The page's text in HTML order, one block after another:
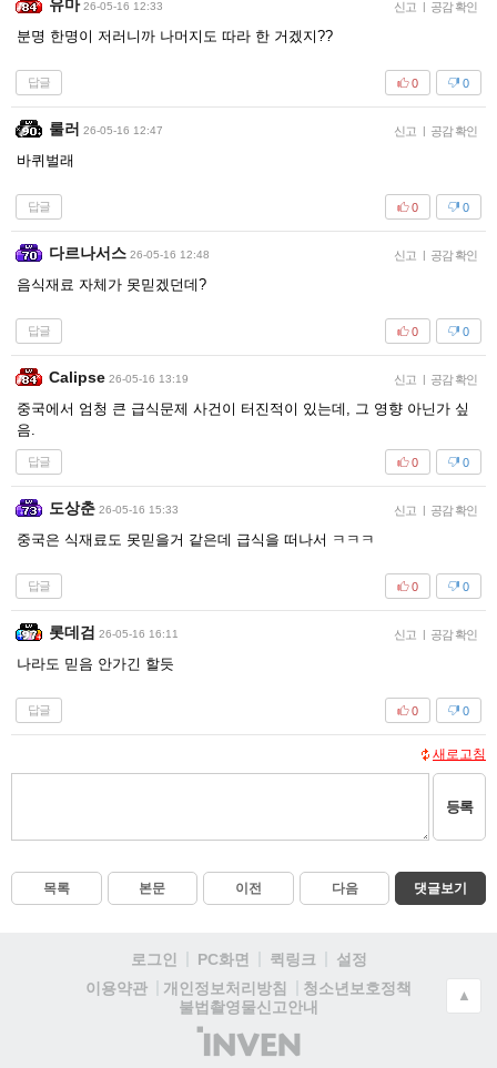
유마 26-05-16 12:33 신고 | 공감 확인
분명 한명이 저러니까 나머지도 따라 한 거겠지??
답글 0
0
룰러 26-05-16 12:47 신고 | 공감 확인
바퀴벌래
답글 0
0
다르나서스 26-05-16 12:48 신고 | 공감 확인
음식재료 자체가 못믿겠던데?
답글 0
0
Calipse 26-05-16 13:19 신고 | 공감 확인
중국에서 엄청 큰 급식문제 사건이 터진적이 있는데, 그 영향 아닌가 싶
음.
답글 0
0
도상춘 26-05-16 15:33 신고 | 공감 확인
중국은 식재료도 못믿을거 같은데 급식을 떠나서 ㅋㅋㅋ
답글 0
0
롯데검 26-05-16 16:11 신고 | 공감 확인
나라도 믿음 안가긴 할듯
답글 0
0
새로고침
등록
목록 본문 이전 다음 댓글보기
로그인 PC화면 퀵링크
설정
이용약관
개인정보처리방침
청소년보호정책
불법촬영물신고안내
(주)
인
▲